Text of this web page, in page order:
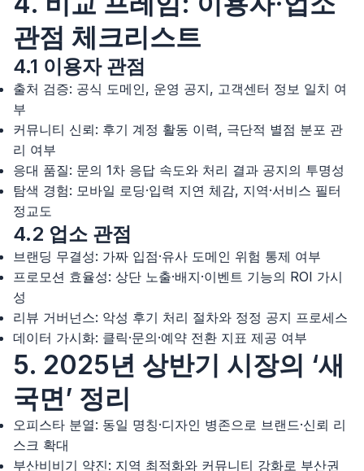
관점 체크리스트
4.1 이용자 관점
출처 검증: 공식 도메인, 운영 공지, 고객센터 정보 일치 여
부
커뮤니티 신뢰: 후기 계정 활동 이력, 극단적 별점 분포 관
리 여부
응대 품질: 문의 1차 응답 속도와 처리 결과 공지의 투명성
탐색 경험: 모바일 로딩·입력 지연 체감, 지역·서비스 필터
정교도
4.2 업소 관점
브랜딩 무결성: 가짜 입점·유사 도메인 위험 통제 여부
프로모션 효율성: 상단 노출·배지·이벤트 기능의 ROI 가시
성
리뷰 거버넌스: 악성 후기 처리 절차와 정정 공지 프로세스
데이터 가시화: 클릭·문의·예약 전환 지표 제공 여부
5. 2025년 상반기 시장의 ‘새
국면’ 정리
오피스타 분열: 동일 명칭·디자인 병존으로 브랜드·신뢰 리
스크 확대
부산비비기 약진: 지역 최적화와 커뮤니티 강화로 부산권